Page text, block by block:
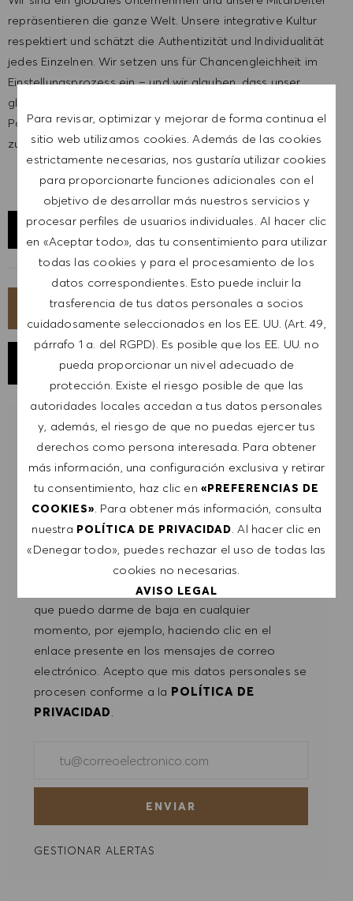
Para revisar, optimizar y mejorar de forma continua el
sitio web utilizamos cookies. Además de las cookies
estrictamente necesarias, nos gustaría utilizar cookies
para proporcionarte funciones adicionales con el
objetivo de desarrollar más nuestros servicios y
procesar perfiles de usuarios individuales. Al hacer clic
en «Aceptar todo», das tu consentimiento para utilizar
todas las cookies y para el procesamiento de los
datos correspondientes. Esto puede incluir la
trasferencia de tus datos personales a socios
cuidadosamente seleccionados en los EE. UU. (Art. 49,
párrafo 1 a. del RGPD). Es posible que los EE. UU. no
pueda proporcionar un nivel adecuado de
protección. Existe el riesgo posible de que las
autoridades locales accedan a tus datos personales
y, además, el riesgo de que no puedas ejercer tus
derechos como persona interesada. Para obtener
más información, una configuración exclusiva y retirar
tu consentimiento, haz clic en«PREFERENCIAS DE
COOKIES». Para obtener más información, consulta
nuestra POLÍTICA DE PRIVACIDAD. Al hacer clic en
«Denegar todo», puedes rechazar el uso de todas las
cookies no necesarias.
AVISO LEGAL
PREFERENCIAS DE COOKIES
DENEGAR TODO
ACEPTAR TODO
repräsentieren die ganze Welt. Unsere integrative Kultur
respektiert und schätzt die Authentizität und Individualität
jedes Einzelnen. Wir setzen uns für Chancengleichheit im
Einstellungsprozess ein – und wir glauben, dass unser
gleichberechtigtes Arbeitsumfeld dazu beiträgt, dein volles
Potenzial zu entfalten und dich zu inspirieren, erfolgreich
zu sein.
EXPLORAR UBICACIÓN
SOLICITA AHORA
GUARDAR TRABAJO
RECIBIR NOTIFICACIONES DE TRABAJOS
SIMILARES
Regístrate para recibir alertas de empleo.
NOTA: Al suscribirme, consiento recibir
comunicaciones por correo electrónico con
ofertas de trabajo de HUGO BOSS, invitaciones
a eventos y otros temas profesionales de los
que puedo darme de baja en cualquier
momento, por ejemplo, haciendo clic en el
enlace presente en los mensajes de correo
electrónico. Acepto que mis datos personales se
procesen conforme a la POLÍTICA DE
PRIVACIDAD.
ENVIAR
GESTIONAR ALERTAS